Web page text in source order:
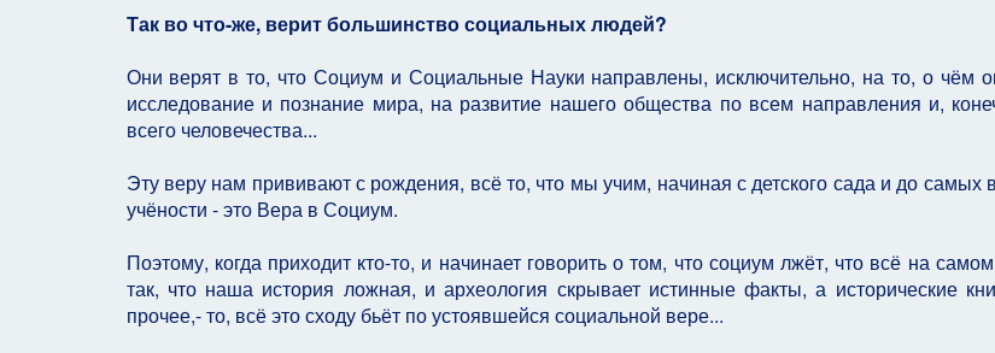
Так во что-же, верит большинство социальных людей?
Они верят в то, что Социум и Социальные Науки направлены, исключительно, на то, о чём
исследование и познание мира, на развитие нашего общества по всем направления и,
всего человечества...
Эту веру нам прививают с рождения, всё то, что мы учим, начиная с детского сада и до самых
учёности - это Вера в Социум.
Поэтому, когда приходит кто-то, и начинает говорить о том, что социум лжёт, что всё на
так, что наша история ложная, и археология скрывает истинные факты, а исторические
прочее,- то, всё это сходу бьёт по устоявшейся социальной вере...